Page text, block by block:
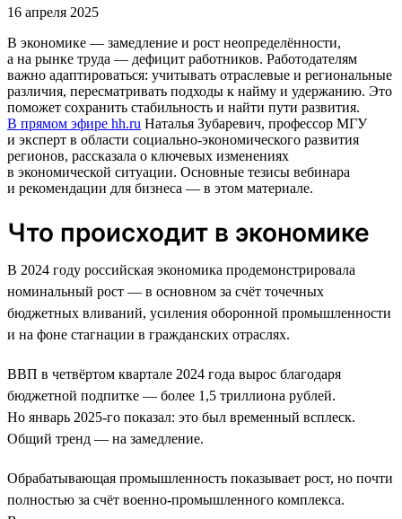
16 апреля 2025
В экономике — замедление и рост неопределённости,
а на рынке труда — дефицит работников. Работодателям
важно адаптироваться: учитывать отраслевые и региональные
различия, пересматривать подходы к найму и удержанию. Это
поможет сохранить стабильность и найти пути развития.
В прямом эфире hh.ru Наталья Зубаревич, профессор МГУ
и эксперт в области социально-экономического развития
регионов, рассказала о ключевых изменениях
в экономической ситуации. Основные тезисы вебинара
и рекомендации для бизнеса — в этом материале.
Что происходит в экономике
В 2024 году российская экономика продемонстрировала
номинальный рост — в основном за счёт точечных
бюджетных вливаний, усиления оборонной промышленности
и на фоне стагнации в гражданских отраслях.
ВВП в четвёртом квартале 2024 года вырос благодаря
бюджетной подпитке — более 1,5 триллиона рублей.
Но январь 2025-го показал: это был временный всплеск.
Общий тренд — на замедление.
Обрабатывающая промышленность показывает рост, но почти
полностью за счёт военно-промышленного комплекса.